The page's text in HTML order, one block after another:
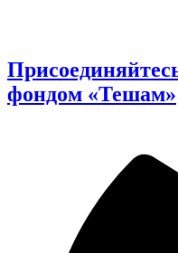
фондом «Тешам»